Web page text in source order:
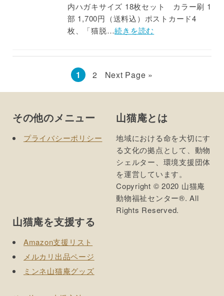
内ハガキサイズ 18枚セット カラー刷 1
部 1,700円（送料込）ポストカード4
枚、「猫脱…続きを読む
Go
1
Go
2
Go
Next Page »
Footer
その他のメニュー
プライバシーポリシー
山猫庵とは
地域における命を大切にす
る文化の拠点として、動物
シェルター、環境支援団体
を運営しています。
Copyright © 2020 山猫庵
動物福祉センター®. All
Rights Reserved.
山猫庵を支援する
Amazon支援リスト
メルカリ出品ページ
ミンネ山猫庵グッズ